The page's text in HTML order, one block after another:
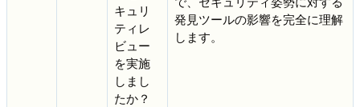
キュリ
ティレ
ビュー
を実施
しまし
たか？
発見ツールの影響を完全に理解
します。